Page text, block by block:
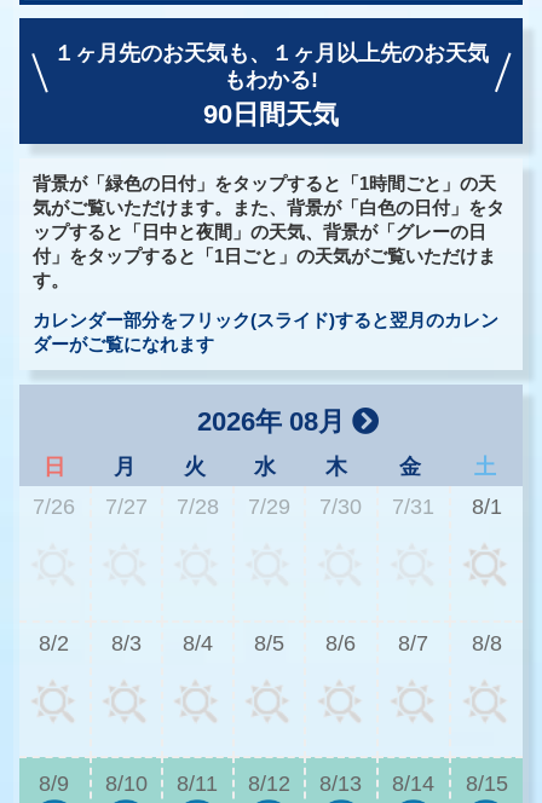
１ヶ月先のお天気も、
１ヶ月以上先のお天気
もわかる!
90日間天気
背景が「緑色の日付」をタップすると「1時間ごと」の天
気がご覧いただけます。また、背景が「白色の日付」をタ
ップすると「日中と夜間」の天気、背景が「グレーの日
付」をタップすると「1日ごと」の天気がご覧いただけま
す。
カレンダー部分をフリック(スライド)すると翌月のカレン
ダーがご覧になれます
2026年 08月
日 月 火 水 木 金
土
7/26
7/27 7/28 7/29 7/30 7/31 8/1
8/2 8/3 8/4 8/5 8/6 8/7 8/8
8/9 8/10 8/11 8/12 8/13 8/14 8/15